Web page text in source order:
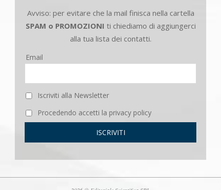
Avviso: per evitare che la mail finisca nella cartella
SPAM o PROMOZIONI ti chiediamo di aggiungerci
alla tua lista dei contatti.
Email
Iscriviti alla Newsletter
Procedendo accetti la privacy policy